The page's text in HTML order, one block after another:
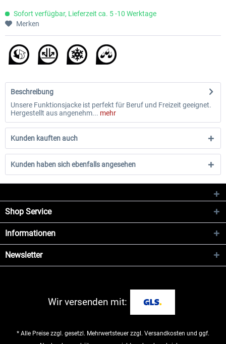
Sofort verfügbar, Lieferzeit ca. 5 -10 Werktage
Merken
Beschreibung
Unsere Funktionsjacke ist perfekt für Beruf und Freizeit geeignet.
Hergestellt aus angenehm... mehr
Kunden kauften auch
Kunden haben sich ebenfalls angesehen
Shop Service
Informationen
Newsletter
Wir versenden mit:
* Alle Preise zzgl. gesetzl. Mehrwertsteuer zzgl. Versandkosten und ggf.